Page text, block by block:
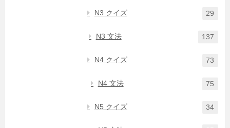
N3 クイズ 29
N3 文法 137
N4 クイズ 73
N4 文法 75
N5 クイズ 34